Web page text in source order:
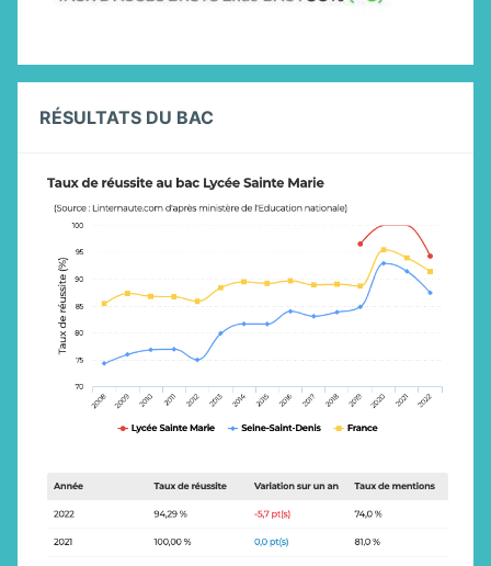
RÉSULTATS DU BAC